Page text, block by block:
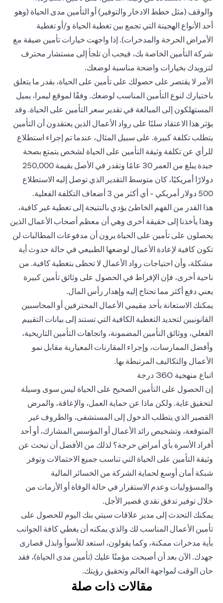
والوقف (مثل خطط الادخار والتوفير) أو التأمين مدى الحياة (وهو
أحد الأنواع الهجينة التي تجمع بين تغطية الحياة و/أو تغطية
الأمراض الحرجة والمدخرات). إذا واجهت خيارات تأمين ضيقة مع
شركة التأمين الخاصة بك، فيجب أن تلجأ إلى مستشار محترف
لتزويدك بخيارات واضحة مناسبة لوضعك.
الأمر لا يقتصر على حصولك على تأمين على الحياة، بقدر ما يتعلق
باختيارك لنوع التأمين المناسب لوضعك. وفقًا لموقع ليمرا، يميل
المستهلكون إلى المبالغة في تقدير سعر التأمين على الحياة. وقد
يؤثر هذا الاعتقاد سلبًا على رواد الأعمال الذين يعتقدون أن التأمين
يتطلب تكلفة كبيرة. على سبيل المثال، عندما تم إجراء استطلاع
للرأي عن تكلفة وثيقة التأمين على الحياة لشخص يتمتع بصحة
جيدة يبلغ من العمر 30 عامًا وتقدر في الأصل بقيمة 250,000
دولارًا أمريكيًا، كان متوسط التقدير الذي توصل إليه الاستطلاع
500 دولار أمريكي - أي أكثر من 3 أضعاف التكلفة الفعلية.
هذا القدر من الفهم الخاطئ يؤدي بالنتيجة إلى تغطية غير كافية،
وهذا يأخذنا إلى حقيقة أخرى وهي أن معظم أصحاب الأعمال الذين
يحصلون على تأمين على الحياة يرون أن مدفوعات المطالبات لن
تكون كافية لإعادة الأعمال لوضعها الطبيعي في حالة حدوث أية
مشكلة، وأن احتياجات رواد الأعمال لا تحظى بتغطية كافية. من
ناحية أخرى، فإن الإفراط في الحصول على وثائق تأمين كبيرة
يعني دفع أكثر مما تحتاج إليه وإهدار رأس المال.
يمكنك الاستعانة بأحد مقيمي الأعمال المحترفين أو المحاسبين
القانونيين لتحديد التغطية الكافية التي تستند إلى بيانات التقييم
الفعلي، ووثائق التأمين المضمونة، واتجاهات التأمين التاريخية،
وأفضل الممارسات، وإجراء المقارنات المعيارية مقابل نمو
الأعمال والتكاليف المرتبطة بها.
اتباع منهجية 360 درجة
إن الحصول على التأمين الصحيح على الحياة ليس سوى وسيلة
لتحقيق غاية. ولكن ماذا عن حماية العمل، والإعاقة، والمرض
القصير الذي يتطلب الدخول إلى المستشفى، والظروف غير
المتوقعة، وتشخيص رائد الأعمال أو المؤسس المشارك، أو أحد
أفراد الأسرة بأي أمراض حرجة؟ لذلك من الأفضل أن تبحث عن
وثيقة التأمين على الحياة التي تناسب جميع الاحتمالات وتوفر
شبكة أمان أوسع لحماية الشركة من الخسائر المالية
والمسؤوليات وعدم الاستقرار في حالة الوفاة أو الأزمات من
خلال توفير تدفق نقدي قصير الأجل.
يمكنك التحدث إلى مدير علاقات سيتي بنك اليوم للحصول على
تأمين الأعمال المناسب لك والذي يمكنه أن يغطي كافة الجوانب
بأية مدخرات ممكنة، وكما يقولون، استعد للأسوأ وابذل قصارى
جهدك. الآن بعد أن أصبحت مؤمنًا عليك (تأمين مدى الحياة)، فقد
حان الوقت لمواجهة العالم وتحقيق رؤيتك.
مقالات ذات صلة